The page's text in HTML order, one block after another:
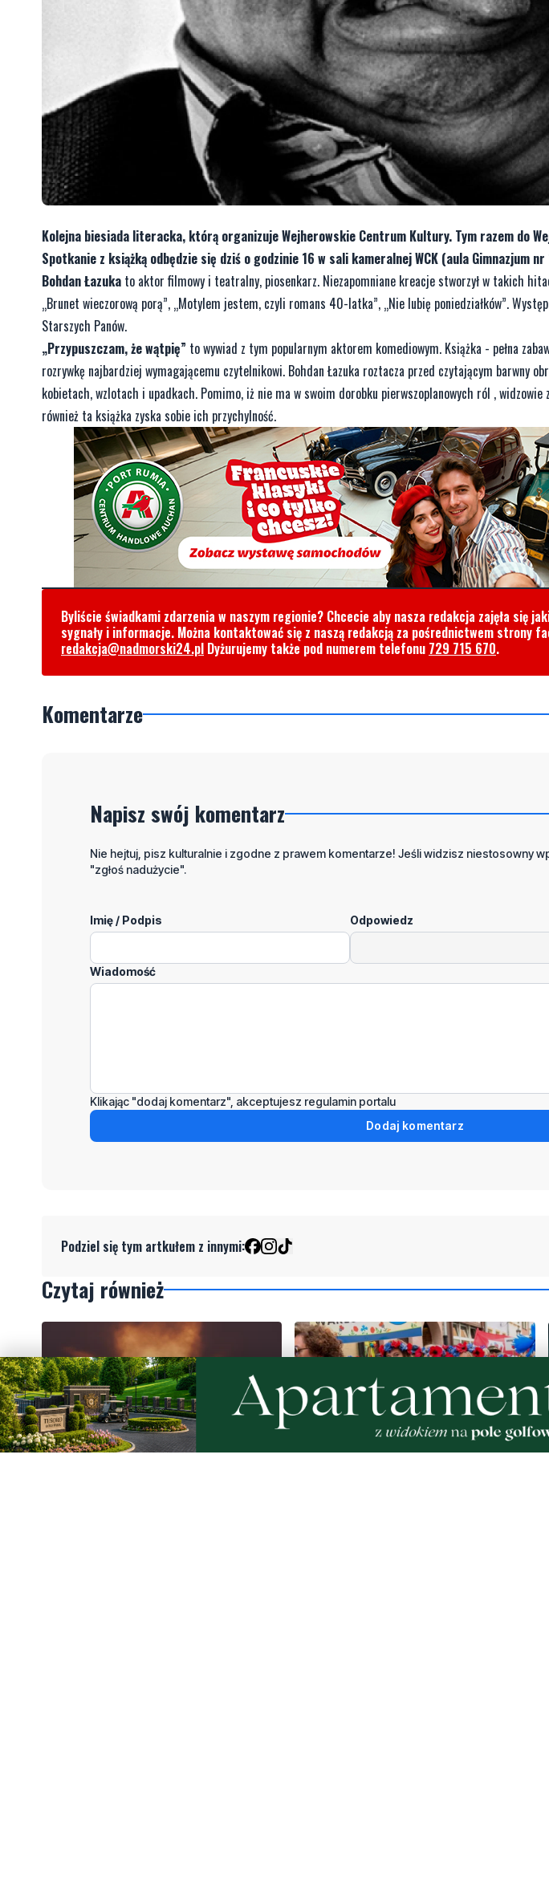
Kolejna biesiada literacka, którą organizuje Wejherowskie Centrum Kultury. Tym razem do
Spotkanie z książką odbędzie się dziś o godzinie 16 w sali kameralnej WCK (aula Gimnazjum nr
Bohdan Łazuka to aktor filmowy i teatralny, piosenkarz. Niezapomniane kreacje stworzył w takich
„Brunet wieczorową porą”, „Motylem jestem, czyli romans 40-latka”, „Nie lubię poniedziałków”.
Starszych Panów.
„Przypuszczam, że wątpię” to wywiad z tym popularnym aktorem komediowym. Książka - pełna
rozrywkę najbardziej wymagającemu czytelnikowi. Bohdan Łazuka roztacza przed czytającym barwny
kobietach, wzlotach i upadkach. Pomimo, iż nie ma w swoim dorobku pierwszoplanowych ról ,
również ta książka zyska sobie ich przychylność.
Byliście świadkami zdarzenia w naszym regionie? Chcecie aby nasza redakcja zajęła się
sygnały i informacje. Można kontaktować się z naszą redakcją za pośrednictwem strony
redakcja@nadmorski24.pl Dyżurujemy także pod numerem telefonu 729 715 670.
Komentarze
Napisz swój komentarz
Nie hejtuj, pisz kulturalnie i zgodne z prawem komentarze! Jeśli widzisz niestosowny
"zgłoś nadużycie".
Imię / Podpis Odpowiedz
Wiadomość
Klikając "dodaj komentarz", akceptujesz regulamin portalu
Dodaj komentarz
Podziel się tym artkułem z innymi:
Czytaj również